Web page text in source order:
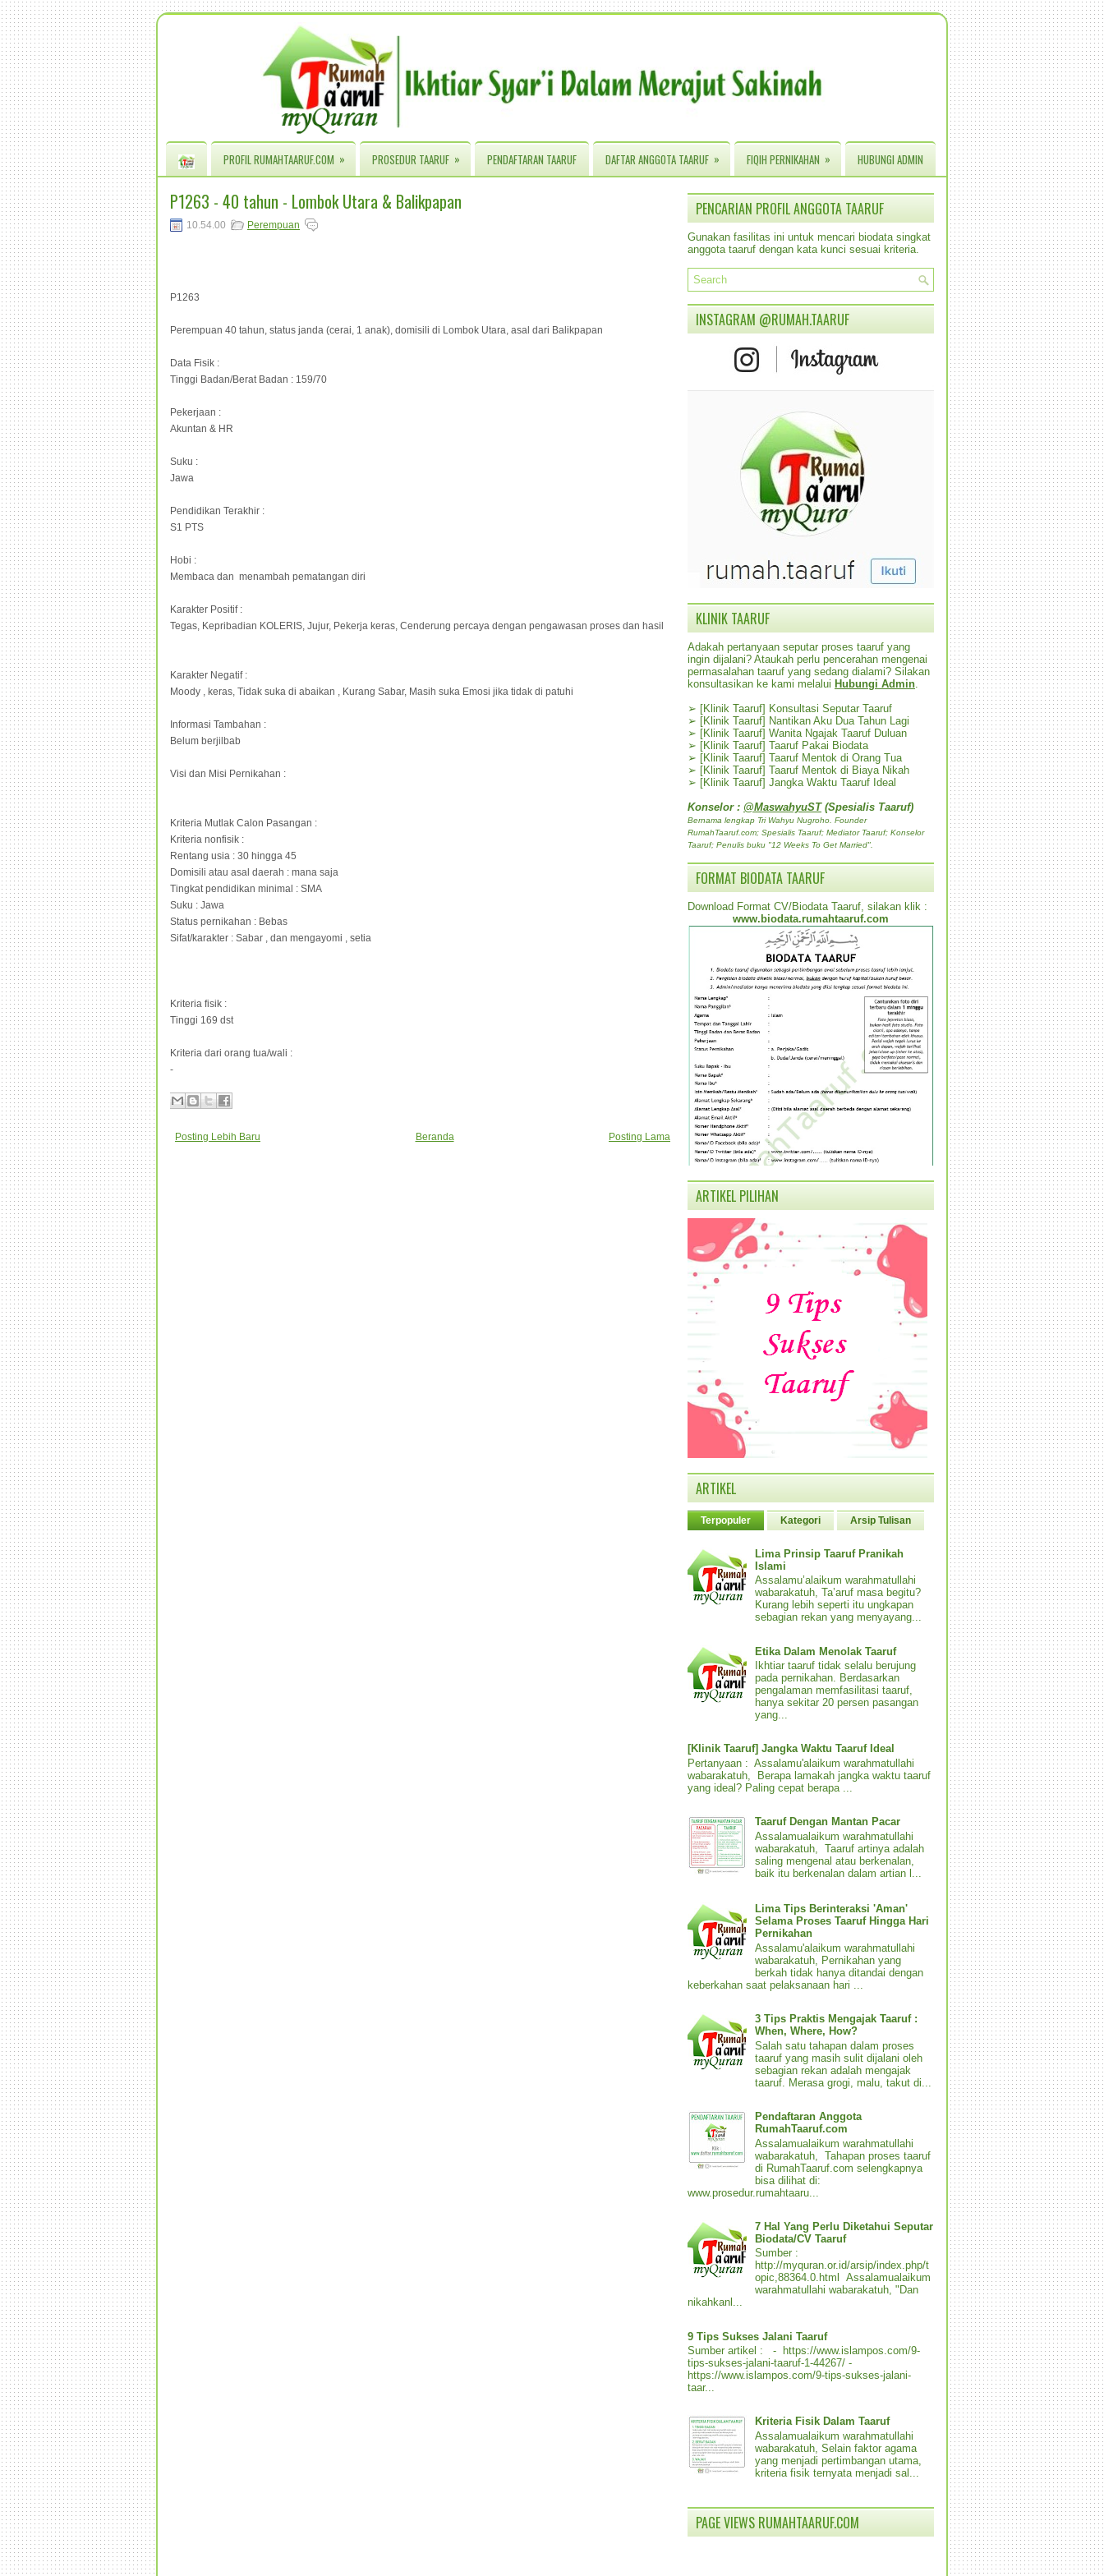
PROFIL RUMAHTAARUF.COM » PROSEDUR TAARUF » PENDAFTARAN TAARUF DAFTAR ANGGOTA TAARUF » FIQIH PERNIKAHAN » HUBUNGI ADMIN
P1263 - 40 tahun - Lombok Utara & Balikpapan
10.54.00 Perempuan
P1263
Perempuan 40 tahun, status janda (cerai, 1 anak), domisili di Lombok Utara, asal dari Balikpapan
Data Fisik :
Tinggi Badan/Berat Badan : 159/70
Pekerjaan :
Akuntan & HR
Suku :
Jawa
Pendidikan Terakhir :
S1 PTS
Hobi :
Membaca dan menambah pematangan diri
Karakter Positif :
Tegas, Kepribadian KOLERIS, Jujur, Pekerja keras, Cenderung percaya dengan pengawasan proses dan hasil
Karakter Negatif :
Moody , keras, Tidak suka di abaikan , Kurang Sabar, Masih suka Emosi jika tidak di patuhi
Informasi Tambahan :
Belum berjilbab
Visi dan Misi Pernikahan :
Kriteria Mutlak Calon Pasangan :
Kriteria nonfisik :
Rentang usia : 30 hingga 45
Domisili atau asal daerah : mana saja
Tingkat pendidikan minimal : SMA
Suku : Jawa
Status pernikahan : Bebas
Sifat/karakter : Sabar , dan mengayomi , setia
Kriteria fisik :
Tinggi 169 dst
Kriteria dari orang tua/wali :
-
Posting Lebih Baru Posting Lama
Beranda
PENCARIAN PROFIL ANGGOTA TAARUF
Gunakan fasilitas ini untuk mencari biodata singkat
anggota taaruf dengan kata kunci sesuai kriteria.
INSTAGRAM @RUMAH.TAARUF
KLINIK TAARUF
Adakah pertanyaan seputar proses taaruf yang
ingin dijalani? Ataukah perlu pencerahan mengenai
permasalahan taaruf yang sedang dialami? Silakan
konsultasikan ke kami melalui Hubungi Admin
➢ [Klinik Taaruf] Konsultasi Seputar Taaruf
➢ [Klinik Taaruf] Nantikan Aku Dua Tahun Lagi
➢ [Klinik Taaruf] Wanita Ngajak Taaruf Duluan
➢ [Klinik Taaruf] Taaruf Pakai Biodata
➢ [Klinik Taaruf] Taaruf Mentok di Orang Tua
➢ [Klinik Taaruf] Taaruf Mentok di Biaya Nikah
➢ [Klinik Taaruf] Jangka Waktu Taaruf Ideal
Konselor : @MaswahyuST(Spesialis Taaruf)
Bernama lengkap Tri Wahyu Nugroho. Founder
RumahTaaruf.com; Spesialis Taaruf; Mediator Taaruf; Konselor
Taaruf; Penulis buku "12 Weeks To Get Married".
FORMAT BIODATA TAARUF
Download Format CV/Biodata Taaruf, silakan klik :
www.biodata.rumahtaaruf.com
ARTIKEL PILIHAN
ARTIKEL
Terpopuler Kategori Arsip Tulisan
Lima Prinsip Taaruf Pranikah
Islami
Assalamu’alaikum warahmatullahi
wabarakatuh, Ta’aruf masa begitu?
Kurang lebih seperti itu ungkapan
sebagian rekan yang menyayang...
Etika Dalam Menolak Taaruf
Ikhtiar taaruf tidak selalu berujung
pada pernikahan. Berdasarkan
pengalaman memfasilitasi taaruf,
hanya sekitar 20 persen pasangan
yang...
[Klinik Taaruf] Jangka Waktu Taaruf Ideal
Pertanyaan : Assalamu'alaikum warahmatullahi
wabarakatuh, Berapa lamakah jangka waktu taaruf
yang ideal? Paling cepat berapa ...
Taaruf Dengan Mantan Pacar
Assalamualaikum warahmatullahi
wabarakatuh, Taaruf artinya adalah
saling mengenal atau berkenalan,
baik itu berkenalan dalam artian l...
Lima Tips Berinteraksi 'Aman'
Selama Proses Taaruf Hingga Hari
Pernikahan
Assalamu'alaikum warahmatullahi
wabarakatuh, Pernikahan yang
berkah tidak hanya ditandai dengan
keberkahan saat pelaksanaan hari ...
3 Tips Praktis Mengajak Taaruf :
When, Where, How?
Salah satu tahapan dalam proses
taaruf yang masih sulit dijalani oleh
sebagian rekan adalah mengajak
taaruf. Merasa grogi, malu, takut di...
Pendaftaran Anggota
RumahTaaruf.com
Assalamualaikum warahmatullahi
wabarakatuh, Tahapan proses taaruf
di RumahTaaruf.com selengkapnya
bisa dilihat di:
www.prosedur.rumahtaaru...
7 Hal Yang Perlu Diketahui Seputar
Biodata/CV Taaruf
Sumber :
http://myquran.or.id/arsip/index.php/t
opic,88364.0.html Assalamualaikum
warahmatullahi wabarakatuh, "Dan
nikahkanl...
9 Tips Sukses Jalani Taaruf
Sumber artikel : - https://www.islampos.com/9-
tips-sukses-jalani-taaruf-1-44267/ -
https://www.islampos.com/9-tips-sukses-jalani-
taar...
Kriteria Fisik Dalam Taaruf
Assalamualaikum warahmatullahi
wabarakatuh, Selain faktor agama
yang menjadi pertimbangan utama,
kriteria fisik ternyata menjadi sal...
PAGE VIEWS RUMAHTAARUF.COM